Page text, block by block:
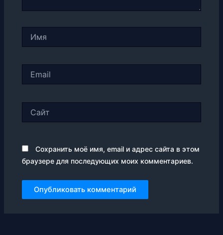
Сохранить моё имя, email и адрес сайта в этом
браузере для последующих моих комментариев.